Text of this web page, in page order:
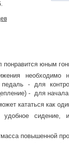
понравится юным
необходимо
- для
- для
кататься как
сидение,
повышенной